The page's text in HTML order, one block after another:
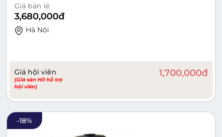
Giá bán lẻ
3,680,000đ
Hà Nội
Giá hội viên
(Giá sàn Hi1 hỗ trợ
hội viên)
1,700,000đ
-18%